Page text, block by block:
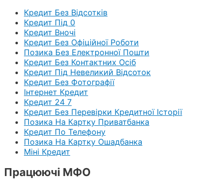
Кредит Без Відсотків
Кредит Під 0
Кредит Вночі
Кредит Без Офіційної Роботи
Позика Без Електронної Пошти
Кредит Без Контактних Осіб
Кредит Під Невеликий Відсоток
Кредит Без Фотографії
Інтернет Кредит
Кредит 24 7
Кредит Без Перевірки Кредитної Історії
Позика На Картку Приватбанка
Кредит По Телефону
Позика На Картку Ошадбанка
Міні Кредит
Працюючі МФО